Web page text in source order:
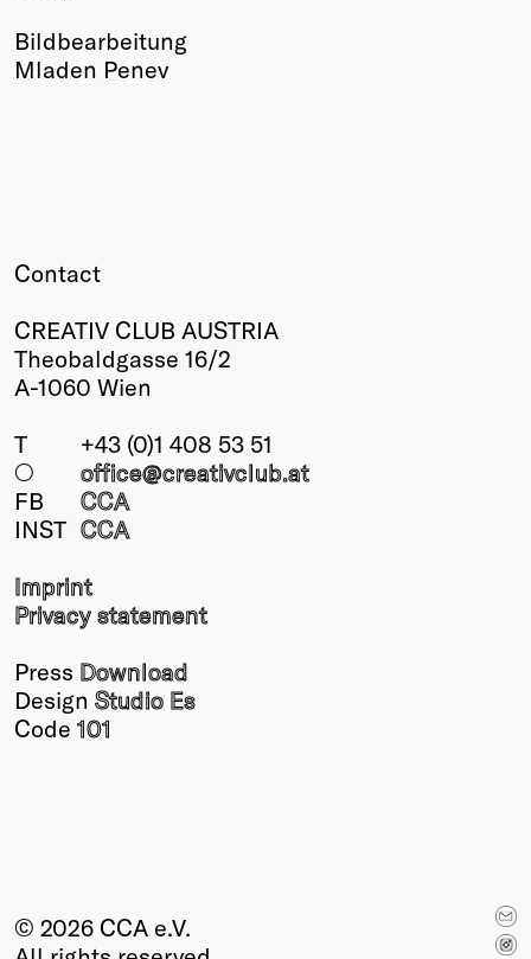
Bildbearbeitung
Mladen Penev
Contact
CREATIV CLUB AUSTRIA
Theobaldgasse 16/2
A-1060 Wien
T
+43 (0)1 408 53 51
○
office@creativclub.at
FB
CCA
INST CCA
Imprint
Privacy statement
Press Download
Design Studio Es
Code 101
© 2026 CCA e.V.